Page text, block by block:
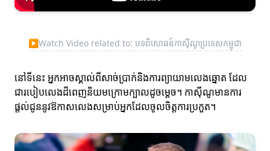
▶Watch Video related to: បទពិសោធន៍កាស៊ីណូប្រទេសកម្ពុជា
នៅទីនេះ អ្នកអាចស្គាល់ពីសាច់ប្រាក់និងការព្យាយាមលេងឆ្នោត ដែល
ជារបៀបលេងដ៏ពេញនិយមក្រោមក្បាលដូចម្ដេច។ កាស៊ីណូមានការ
ផ្តល់ជូននូវឱកាសលេងសម្រាប់អ្នកដែលចូលចិត្តការប្រកួត។